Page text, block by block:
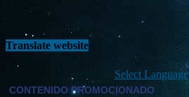
Translate website
Select Language